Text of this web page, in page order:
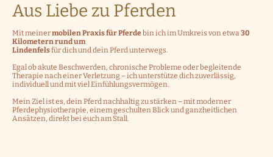
Aus Liebe zu Pferden
Mit meinermobilen Praxis für Pferdebin ich im Umkreis von etwa30
Kilometern rund um
Lindenfelsfür dich und dein Pferd unterwegs.
Egal ob akute Beschwerden, chronische Probleme oder begleitende
Therapie nach einer Verletzung – ich unterstütze dich zuverlässig,
individuell und mit viel Einfühlungsvermögen.
Mein Ziel ist es, dein Pferd nachhaltig zu stärken – mit moderner
Pferdephysiotherapie, einem geschulten Blick und ganzheitlichen
Ansätzen, direkt bei euch am Stall.